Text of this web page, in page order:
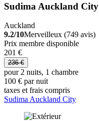
Sudima Auckland City
Auckland
9.2/10Merveilleux (749 avis)
Prix membre disponible
201 €
236 €
pour 2 nuits, 1 chambre
100 € par nuit
taxes et frais compris
Sudima Auckland City